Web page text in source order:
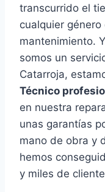
transcurrido el
cualquier
mantenimiento.
somos un
Catarroja,
Técnico
en nuestra
unas garantías
mano de obra y
hemos
y miles de